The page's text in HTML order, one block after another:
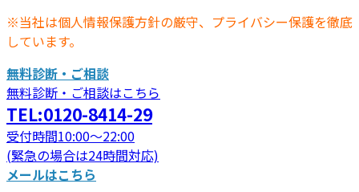
※当社は個人情報保護方針の厳守、プライバシー保護を徹底
しています。
無料診断・ご相談
無料診断・ご相談はこちら
TEL:0120-8414-29
受付時間10:00～22:00
(緊急の場合は24時間対応)
メールはこちら